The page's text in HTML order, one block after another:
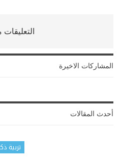
المشاركات الاخيرة
أحدث المقالات
تربية